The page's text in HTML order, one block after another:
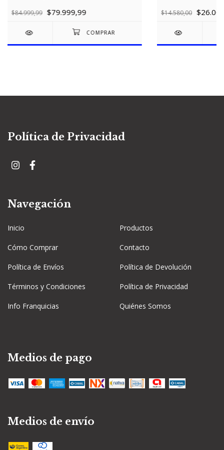
$84.999,99 $79.999,99 $14.580,00
Política de Privacidad
Navegación
Inicio Productos
Cómo Comprar Contacto
Política de Envíos Política de Devolución
Términos y Condiciones Política de Privacidad
Info Franquicias Quiénes Somos
Medios de pago
Medios de envío